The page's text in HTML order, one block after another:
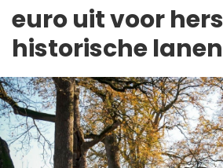
euro uit voor
historische lanen